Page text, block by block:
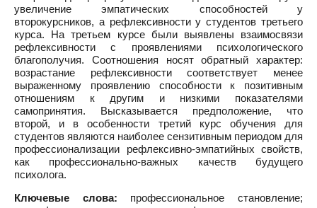
увеличение эмпатических способностей у
второкурсников, а рефлексивности у студентов третьего
курса. На третьем курсе были выявлены взаимосвязи
рефлексивности с проявлениями психологического
благополучия. Соотношения носят обратный характер:
возрастание рефлексивности соответствует менее
выраженному проявлению способности к позитивным
отношениям к другим и низкими показателями
самопринятия. Высказывается предположение, что
второй, и в особенности третий курс обучения для
студентов являются наиболее сензитивным периодом для
профессионализации рефлексивно-эмпатийных свойств,
как профессионально-важных качеств будущего
психолога.
Ключевые слова: профессиональное становление;